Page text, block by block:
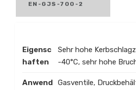
EN-GJS-700-2
Eigensc
haften
Sehr hohe
-40°C, sehr hohe
Anwend
Gasventile,